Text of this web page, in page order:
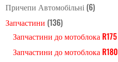
Причепи Автомобільні (6)
Запчастини (136)
Запчастини до мотоблока R175
Запчастини до мотоблока R180